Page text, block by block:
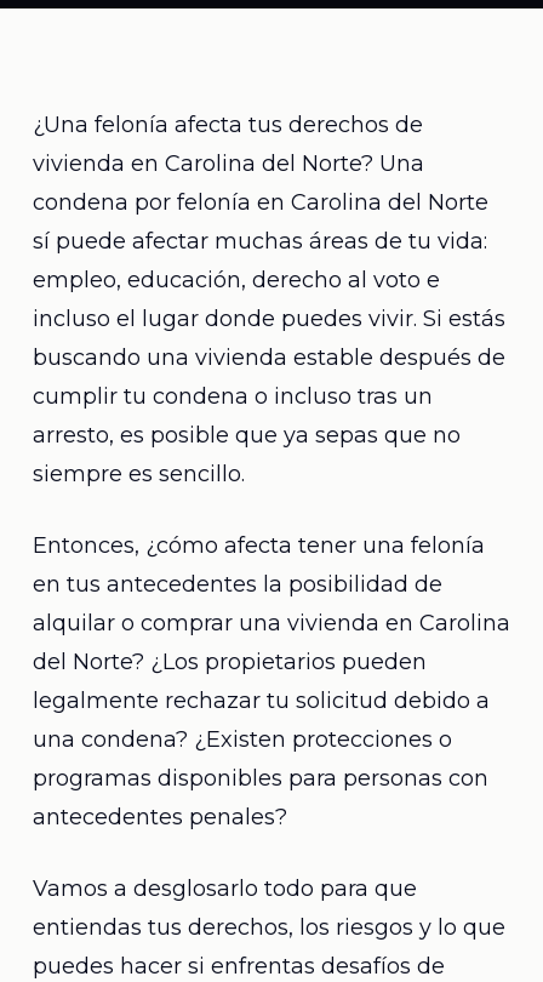
¿Una felonía afecta tus derechos de
vivienda en Carolina del Norte? Una
condena por felonía en Carolina del Norte
sí puede afectar muchas áreas de tu vida:
empleo, educación, derecho al voto e
incluso el lugar donde puedes vivir. Si estás
buscando una vivienda estable después de
cumplir tu condena o incluso tras un
arresto, es posible que ya sepas que no
siempre es sencillo.
Entonces, ¿cómo afecta tener una felonía
en tus antecedentes la posibilidad de
alquilar o comprar una vivienda en Carolina
del Norte? ¿Los propietarios pueden
legalmente rechazar tu solicitud debido a
una condena? ¿Existen protecciones o
programas disponibles para personas con
antecedentes penales?
Vamos a desglosarlo todo para que
entiendas tus derechos, los riesgos y lo que
puedes hacer si enfrentas desafíos de